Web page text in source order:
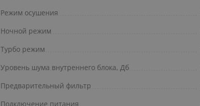
Режим осушения
Ночной режим
Турбо режим
Уровень шума внутреннего блока, Дб
Предварительный фильтр
Подключение питания